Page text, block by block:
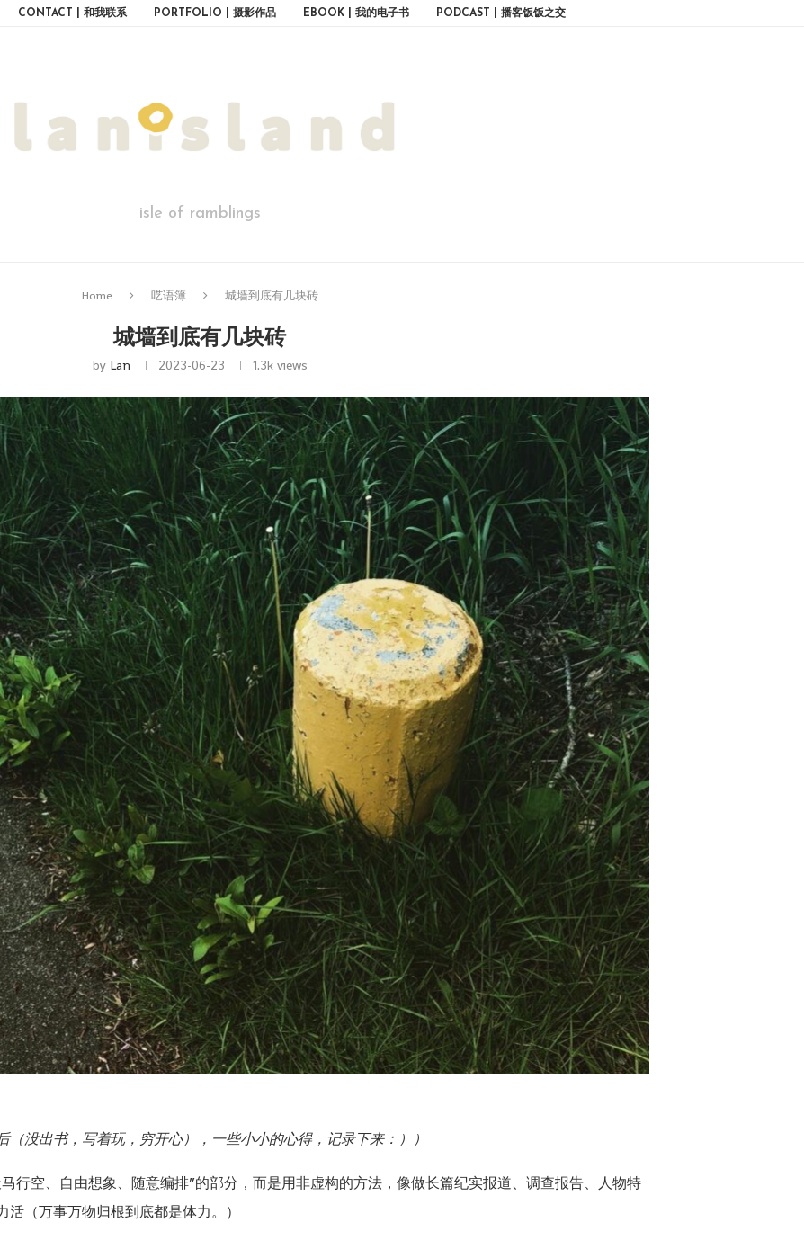
CONTACT | 和我联系 PORTFOLIO | 摄影作品 EBOOK | 我的电子书 PODCAST | 播客饭饭之交
isle of ramblings
Home 呓语簿 城墙到底有几块砖
城墙到底有几块砖
by Lan 2023-06-23 1.3kviews
（没出书，写着玩，穷开心），一些小小的心得，记录下来：））
行空、自由想象、随意编排”的部分，而是用非虚构的方法，像做长篇纪实报道、调查报告、人物特
（万事万物归根到底都是体力。）